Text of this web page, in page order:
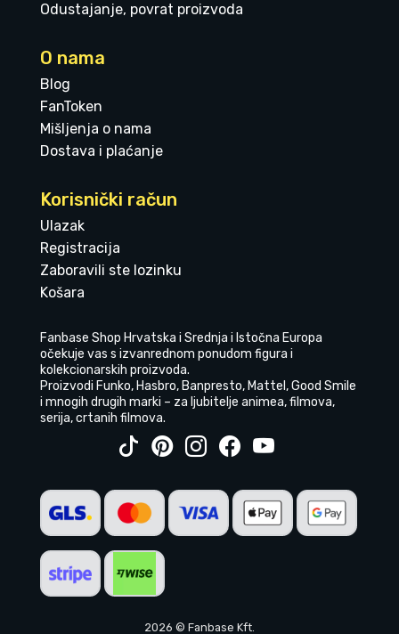
Odustajanje, povrat proizvoda
O nama
Blog
FanToken
Mišljenja o nama
Dostava i plaćanje
Korisnički račun
Ulazak
Registracija
Zaboravili ste lozinku
Košara
Fanbase Shop Hrvatska i Srednja i Istočna Europa
očekuje vas s izvanrednom ponudom figura i
kolekcionarskih proizvoda.
Proizvodi Funko, Hasbro, Banpresto, Mattel, Good Smile
i mnogih drugih marki – za ljubitelje animea, filmova,
serija, crtanih filmova.
2026 © Fanbase Kft.